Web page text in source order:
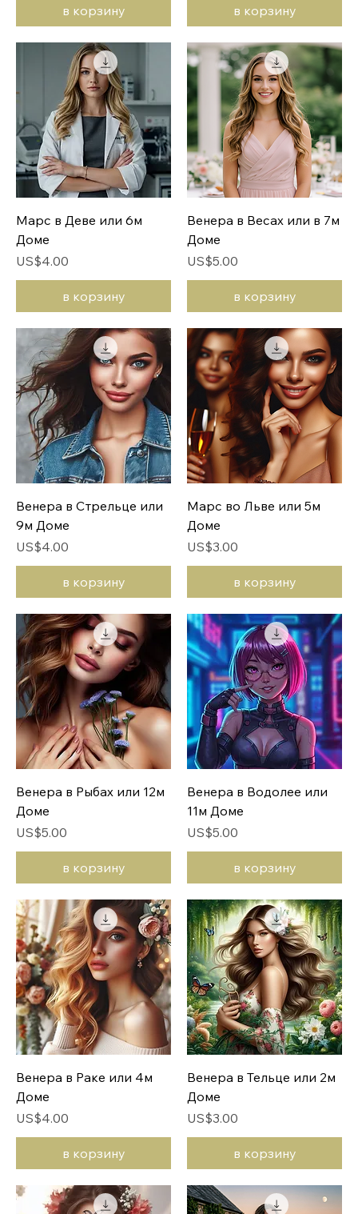
в корзину в корзину
Марс в Деве или 6м
Доме
Цена
US$4.00
в корзину
Венера в Весах или в 7м
Доме
Цена
US$5.00
в корзину
Венера в Стрельце или
9м Доме
Цена
US$4.00
в корзину
Марс во Льве или 5м
Доме ‎
Цена
US$3.00
в корзину
Венера в Рыбах или 12м
Доме
Цена
US$5.00
в корзину
Венера в Водолее или
11м Доме
Цена
US$5.00
в корзину
Венера в Раке или 4м
Доме
Цена
US$4.00
в корзину
Венера в Тельце или 2м
Доме
Цена
US$3.00
в корзину